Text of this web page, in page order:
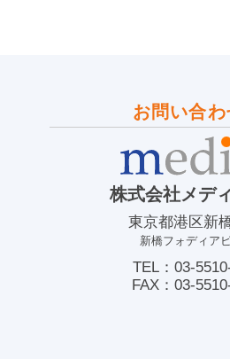
お問い合
株式会社メデ
東京都港区新
新橋フォディア
TEL：03-
FAX：03-